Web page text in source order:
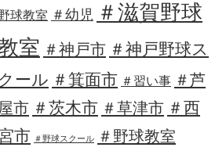
球教室 ＃幼児 ＃滋賀野球
室 ＃神戸市 ＃神戸野球ス
クール ＃箕面市 ＃習い事 ＃芦
屋市 ＃茨木市 ＃草津市 ＃西
市 ＃野球スクール ＃野球教室